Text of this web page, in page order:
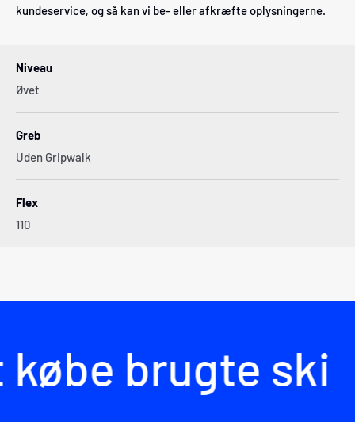
kundeservice, og så kan vi be- eller afkræfte oplysningerne.
Niveau
Øvet
Greb
Uden Gripwalk
Flex
110
brugte ski